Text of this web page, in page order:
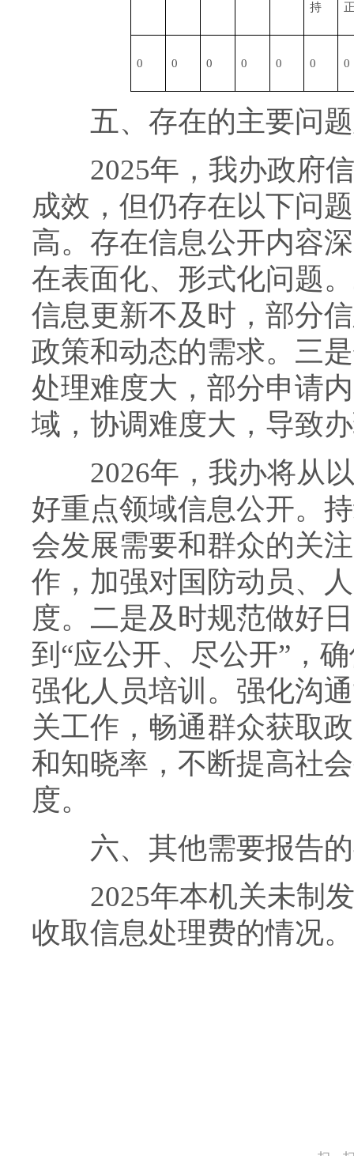
持
0 0 0 0 0 0 0
五、存在的主要问题
2025年，我办政府信
成效，但仍存在以下问
高。存在信息公开内容
在表面化、形式化问题
信息更新不及时，部分
政策和动态的需求。三
处理难度大，部分申请
域，协调难度大，导致
2026年，我办将从以
好重点领域信息公开。
会发展需要和群众的关
作，加强对国防动员、
度。二是及时规范做好
到“应公开、尽公开”，
强化人员培训。强化沟
关工作，畅通群众获取
和知晓率，不断提高社
度。
六、其他需要报告的
2025年本机关未制发
收取信息处理费的情况。